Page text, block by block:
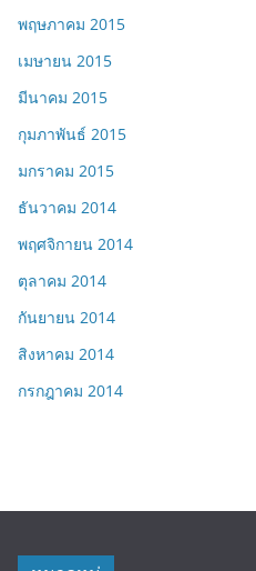
พฤษภาคม 2015
เมษายน 2015
มีนาคม 2015
กุมภาพันธ์ 2015
มกราคม 2015
ธันวาคม 2014
พฤศจิกายน 2014
ตุลาคม 2014
กันยายน 2014
สิงหาคม 2014
กรกฎาคม 2014